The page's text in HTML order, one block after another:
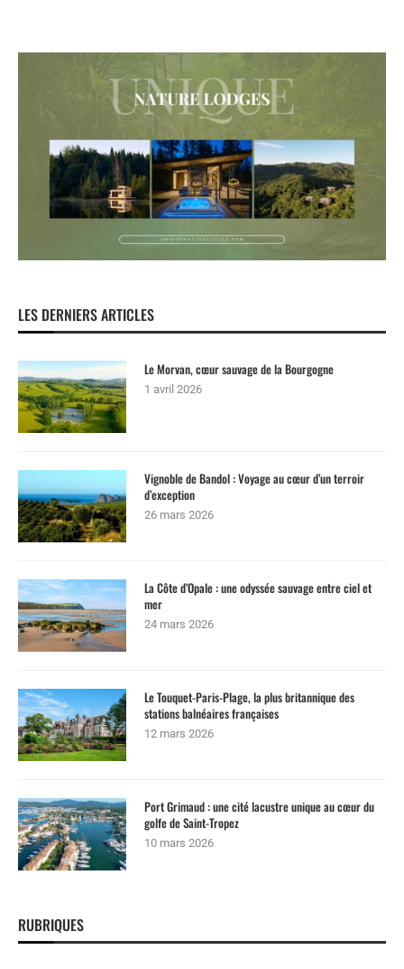
LES DERNIERS ARTICLES
Le Morvan, cœur sauvage de la Bourgogne
1 avril 2026
Vignoble de Bandol : Voyage au cœur d’un terroir
d’exception
26 mars 2026
La Côte d’Opale : une odyssée sauvage entre ciel et
mer
24 mars 2026
Le Touquet-Paris-Plage, la plus britannique des
stations balnéaires françaises
12 mars 2026
Port Grimaud : une cité lacustre unique au cœur du
golfe de Saint-Tropez
10 mars 2026
RUBRIQUES